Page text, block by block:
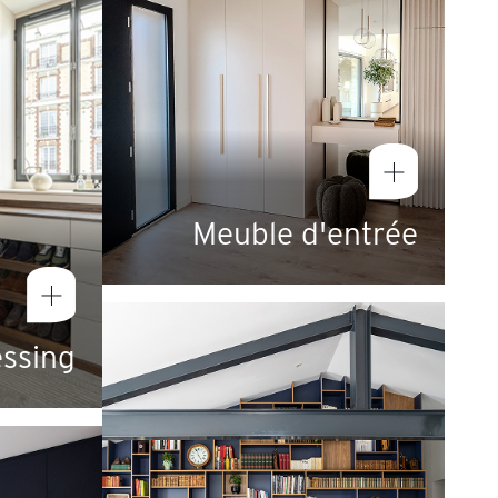
Meuble d'entrée